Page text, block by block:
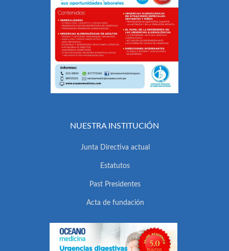
NUESTRA INSTITUCIÓN
Junta Directiva actual
Estatutos
Past Presidentes
Acta de fundación